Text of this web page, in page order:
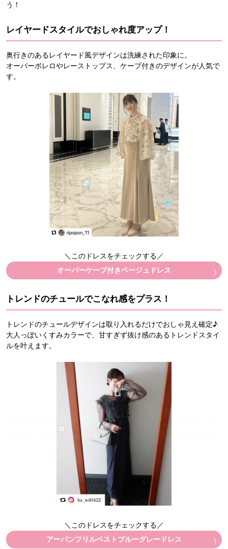
う！
レイヤードスタイルでおしゃれ度アップ！
奥行きのあるレイヤード風デザインは洗練された印象に。
オーバーボレロやレーストップス、ケープ付きのデザインが人気で
す。
＼このドレスをチェックする／
オーバーケープ付きベージュドレス
トレンドのチュールでこなれ感をプラス！
トレンドのチュールデザインは取り入れるだけでおしゃ見え確定♪
大人っぽいくすみカラーで、甘すぎず抜け感のあるトレンドスタイ
ルを叶えます。
＼このドレスをチェックする／
アーバンフリルベストブルーグレードレス